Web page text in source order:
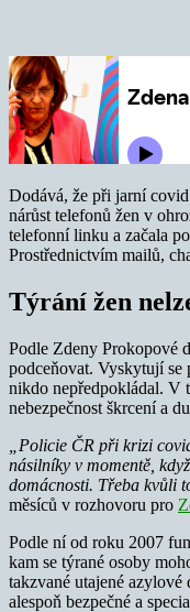
Dodává, že při jarní
nárůst telefonů žen v
telefonní linku a začala
Prostřednictvím mailů,
Týrání žen
Podle Zdeny Prokopové
podceňovat. Vyskytují
nikdo nepředpokládal. V
nebezpečnost škrcení a
„Policie ČR při krizi
násilníky v momentě,
domácnosti. Třeba kvůli
měsíců v rozhovoru pro
Podle ní od roku 2007
kam se týrané osoby
takzvané utajené
alespoň bezpečné a